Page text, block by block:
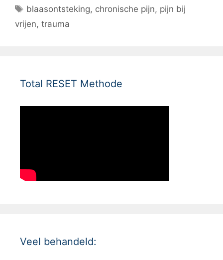
Tags
blaasontsteking, chronische pijn, pijn bij
vrijen, trauma
Total RESET Methode
Veel behandeld: